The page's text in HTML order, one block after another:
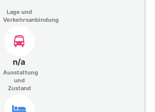
Lage und
Verkehrsanbindung
n/a
Ausstattung
und
Zustand